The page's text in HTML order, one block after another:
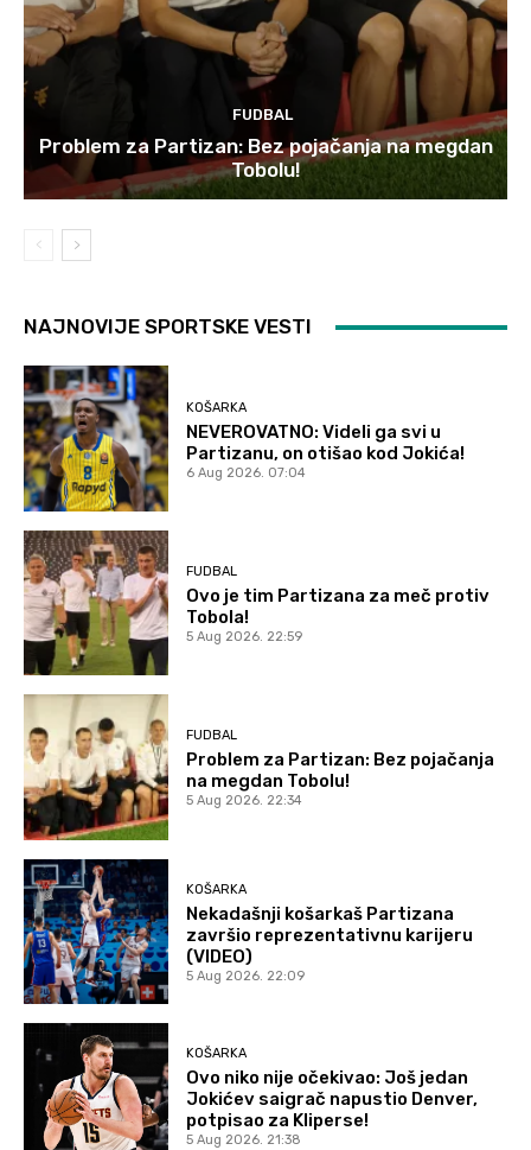
FUDBAL
Problem za Partizan: Bez pojačanja na megdan
Tobolu!
NAJNOVIJE SPORTSKE VESTI
KOŠARKA
NEVEROVATNO: Videli ga svi u
Partizanu, on otišao kod Jokića!
6 Aug 2026. 07:04
FUDBAL
Ovo je tim Partizana za meč protiv
Tobola!
5 Aug 2026. 22:59
FUDBAL
Problem za Partizan: Bez pojačanja
na megdan Tobolu!
5 Aug 2026. 22:34
KOŠARKA
Nekadašnji košarkaš Partizana
završio reprezentativnu karijeru
(VIDEO)
5 Aug 2026. 22:09
KOŠARKA
Ovo niko nije očekivao: Još jedan
Jokićev saigrač napustio Denver,
potpisao za Kliperse!
5 Aug 2026. 21:38